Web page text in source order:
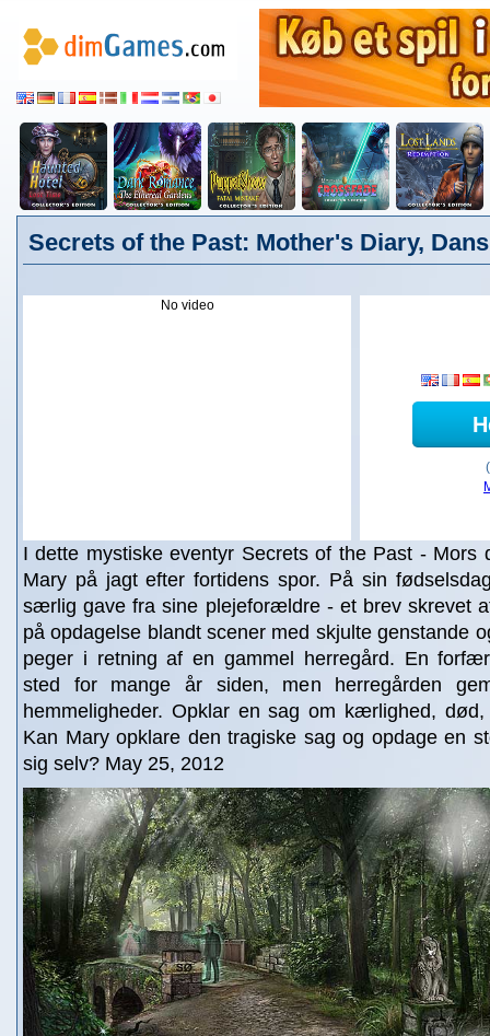
Secrets of the Past: Mother's Diary,
No video
I dette mystiske eventyr Secrets of the Past - Mors
Mary på jagt efter fortidens spor. På sin
særlig gave fra sine plejeforældre - et brev skrevet
på opdagelse blandt scener med skjulte genstande
peger i retning af en gammel herregård. En
sted for mange år siden, men herregården
hemmeligheder. Opklar en sag om kærlighed,
Kan Mary opklare den tragiske sag og opdage en
sig selv? May 25, 2012